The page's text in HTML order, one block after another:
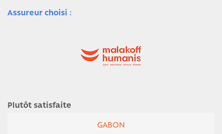
Assureur choisi :
Plutôt satisfaite
GABON